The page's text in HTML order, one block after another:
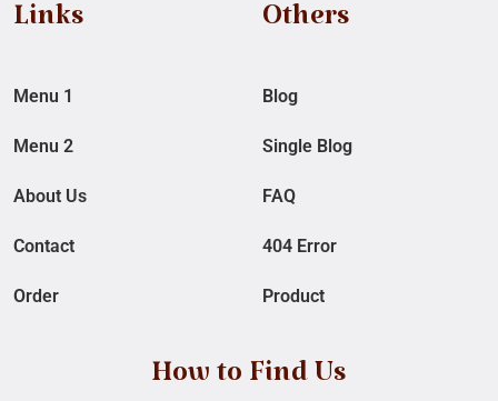
Links
Menu 1
Menu 2
About Us
Contact
Order
Others
Blog
Single Blog
FAQ
404 Error
Product
How to Find Us